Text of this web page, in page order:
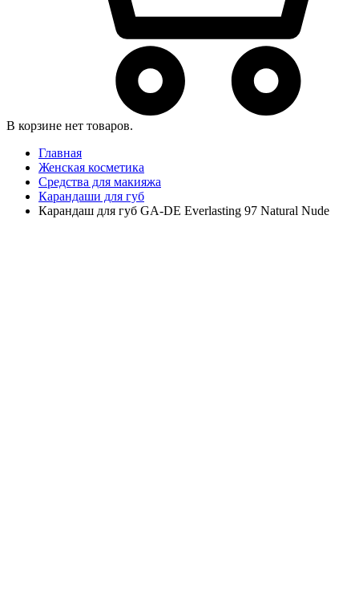
В корзине нет товаров.
Главная
Женская косметика
Средства для макияжа
Карандаши для губ
Карандаш для губ GA-DE Everlasting 97 Natural Nude